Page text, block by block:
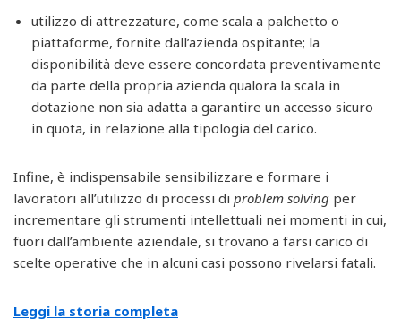
utilizzo di attrezzature, come scala a palchetto o
piattaforme, fornite dall’azienda ospitante; la
disponibilità deve essere concordata preventivamente
da parte della propria azienda qualora la scala in
dotazione non sia adatta a garantire un accesso sicuro
in quota, in relazione alla tipologia del carico.
Infine, è indispensabile sensibilizzare e formare i
lavoratori all’utilizzo di processi di problem solving per
incrementare gli strumenti intellettuali nei momenti in cui,
fuori dall’ambiente aziendale, si trovano a farsi carico di
scelte operative che in alcuni casi possono rivelarsi fatali.
Leggi la storia completa